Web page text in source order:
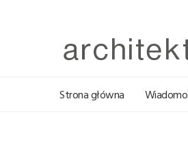
Strona główna